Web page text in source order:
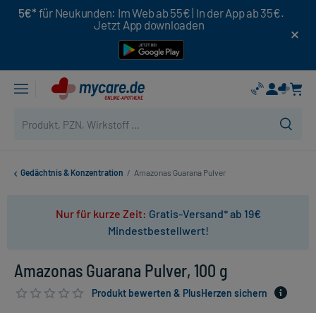
5€* für Neukunden: Im Web ab 55€ | In der App ab 35€.
Jetzt App downloaden
Gedächtnis & Konzentration / Amazonas Guarana Pulver
Nur für kurze Zeit: Gratis-Versand* ab 19€
Mindestbestellwert!
Amazonas Guarana Pulver, 100 g
Produkt bewerten & PlusHerzen sichern